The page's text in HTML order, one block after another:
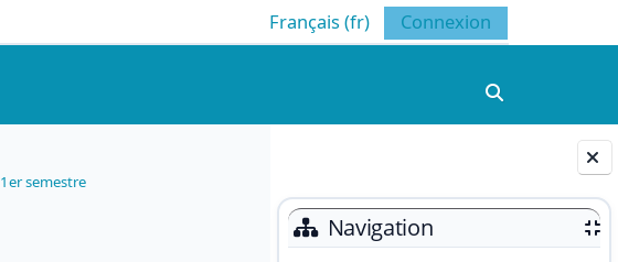
BlocsNavigation
Français ‎(fr)‎ Connexion
1er semestre